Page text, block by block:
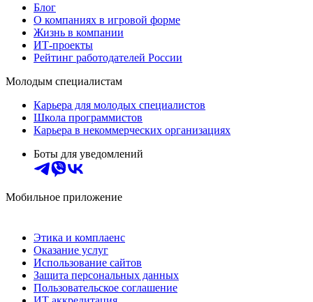
Блог
О компаниях в игровой форме
Жизнь в компании
ИТ-проекты
Рейтинг работодателей России
Молодым специалистам
Карьера для молодых специалистов
Школа программистов
Карьера в некоммерческих организациях
Боты для уведомлений
Мобильное приложение
Этика и комплаенс
Оказание услуг
Использование сайтов
Защита персональных данных
Пользовательское соглашение